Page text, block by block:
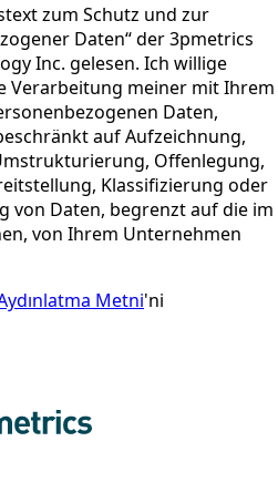
zum Schutz und zur
Daten“ der 3pmetrics
Inc. gelesen. Ich willige
Verarbeitung meiner mit Ihrem
Daten,
auf Aufzeichnung,
Offenlegung,
Klassifizierung oder
von Daten, begrenzt auf die im
von Ihrem Unternehmen
Metni'ni